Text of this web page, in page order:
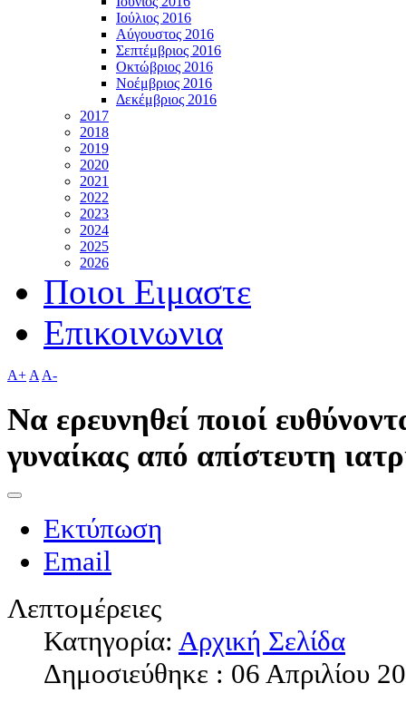
Ιούλιος 2016
Αύγουστος 2016
Σεπτέμβριος 2016
Οκτώβριος 2016
Νοέμβριος 2016
Δεκέμβριος 2016
2017
2018
2019
2020
2021
2022
2023
2024
2025
2026
Ποιοι Ειμαστε
Επικοινωνια
A+ A A-
Να ερευνηθεί ποιοί
γυναίκας από απίστευτη
Εκτύπωση
Email
Λεπτομέρειες
Κατηγορία: Αρχική Σελίδα
Δημοσιεύθηκε : 06 Απριλίου